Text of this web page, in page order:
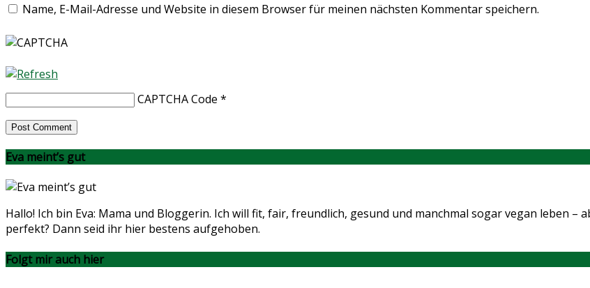
Name, E-Mail-Adresse und Website in diesem Browser für meinen nächsten Kommentar speichern.
CAPTCHA Code *
Eva meint’s gut
Hallo! Ich bin Eva: Mama und Bloggerin. Ich will fit, fair, freundlich, gesund und manchmal sogar vegan leben –
perfekt? Dann seid ihr hier bestens aufgehoben.
Folgt mir auch hier